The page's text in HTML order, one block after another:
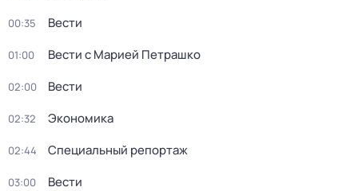
00:35 Вести
01:00 Вести с Марией Петрашко
02:00 Вести
02:32 Экономика
02:44 Специальный репортаж
03:00 Вести